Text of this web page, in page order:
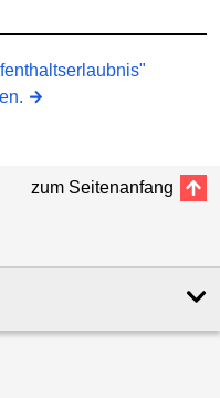
zum Seitenanfang